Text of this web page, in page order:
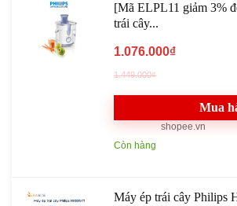
[Mã ELPL11 giảm 3%
trái cây...
1.076.000₫
1.449.000₫
Mua
shopee.vn
Còn hàng
Máy ép trái cây Philips